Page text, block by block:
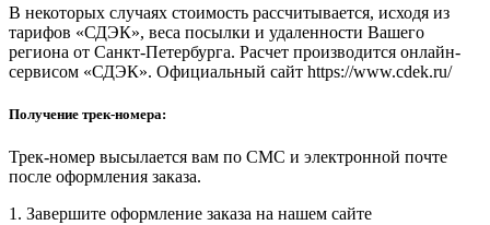
В некоторых случаях стоимость рассчитывается, исходя из
тарифов «СДЭК», веса посылки и удаленности Вашего
региона от Санкт-Петербурга. Расчет производится онлайн-
сервисом «СДЭК». Официальный сайт https://www.cdek.ru/
Получение трек-номера:
Трек-номер высылается вам по СМС и электронной почте
после оформления заказа.
1. Завершите оформление заказа на нашем сайте